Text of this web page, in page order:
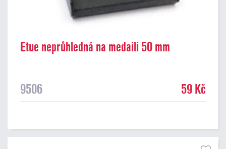
Etue neprůhledná na medaili 50 mm
9506 59 Kč